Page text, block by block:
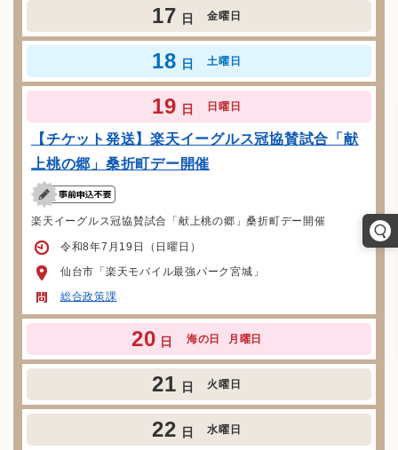
17 日 金曜日
18 日 土曜日
19 日 日曜日
【チケット発送】楽天イーグルス冠協賛試合「献
上桃の郷」桑折町デー開催
楽天イーグルス冠協賛試合「献上桃の郷」桑折町デー開催
令和8年7月19日（日曜日）
仙台市「楽天モバイル最強パーク宮城」
総合政策課
20 日 海の日 月曜日
21 日 火曜日
22 日 水曜日